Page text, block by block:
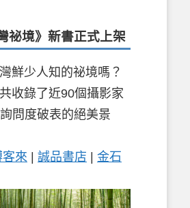
祕境》新書正式上架
鮮少人知的祕境嗎？
收錄了近90個攝影家
問度破表的絕美景
客來 | 誠品書店 | 金石